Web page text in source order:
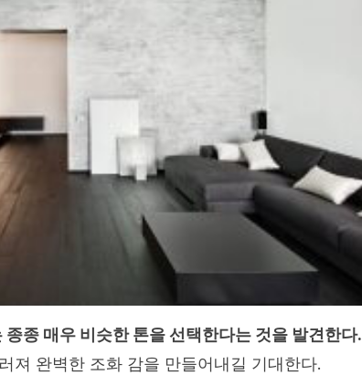
종 매우 비슷한 톤을 선택한다는 것을 발견한다.
져 완벽한 조화 감을 만들어내길 기대한다.